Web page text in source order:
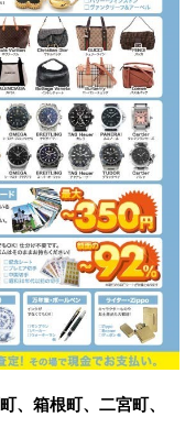
、箱根町、二宮町、